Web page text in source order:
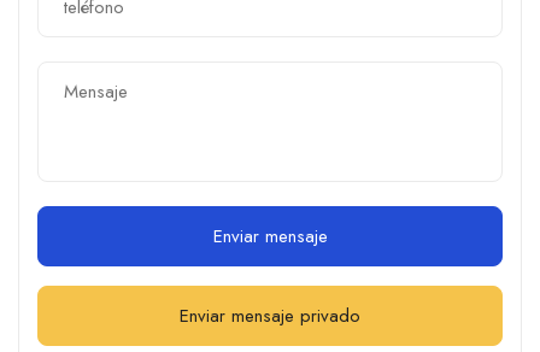
Enviar mensaje
Enviar mensaje privado